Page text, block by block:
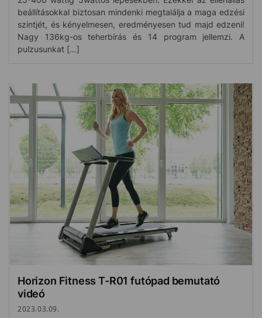
beállításokkal biztosan mindenki megtalálja a maga edzési
szintjét, és kényelmesen, eredményesen tud majd edzeni!
Nagy 136kg-os teherbírás és 14 program jellemzi. A
pulzusunkat […]
Horizon Fitness T-R01 futópad bemutató
videó
2023.03.09.